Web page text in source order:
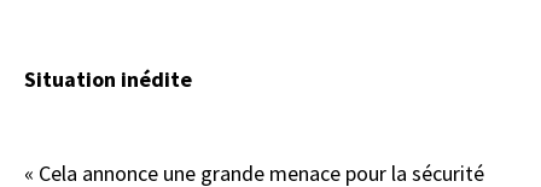
Situation inédite
« Cela annonce une grande menace pour la sécurité